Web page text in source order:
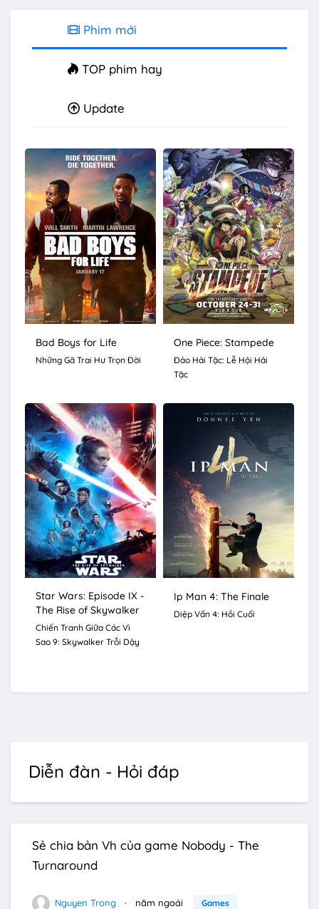
Phim mới
TOP phim hay
Update
Bad Boys for Life
Những Gã Trai Hư Trọn Đời
One Piece: Stampede
Đảo Hải Tặc: Lễ Hội Hải
Tặc
Star Wars: Episode IX -
The Rise of Skywalker
Chiến Tranh Giữa Các Vì
Sao 9: Skywalker Trỗi Dậy
Ip Man 4: The Finale
Diệp Vấn 4: Hồi Cuối
Diễn đàn - Hỏi đáp
Sẻ chia bản Vh của game Nobody - The
Turnaround
Nguyen Trong năm ngoái Games